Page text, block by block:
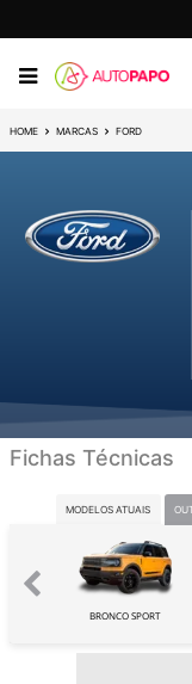
HOME MARCAS FORD
Fichas Técnicas
MODELOS ATUAIS
BRONCO SPORT